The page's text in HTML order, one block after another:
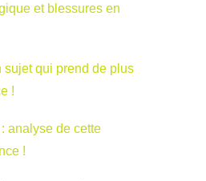
et blessures en
sujet qui prend de plus
!
analyse de cette
!